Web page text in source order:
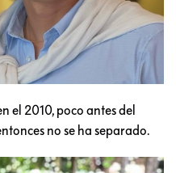
el 2010, poco antes del
no se ha separado.